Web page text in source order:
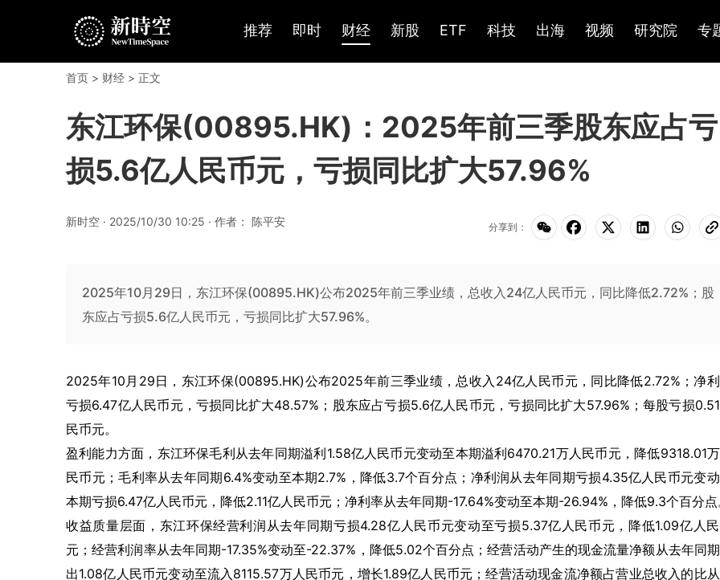
推荐 即时 财经 新股 ETF 科技 出海 视频 研究院 专
首页 > 财经 > 正文
东江环保(00895.HK)：2025年前三季股东应占亏
损5.6亿人民币元，亏损同比扩大57.96%
新时空 · 2025/10/30 10:25 · 作者： 陈平安 分享到：
2025年10月29日，东江环保(00895.HK)公布2025年前三季业绩，总收入24亿人民币元，同比降低2.72%；股
东应占亏损5.6亿人民币元，亏损同比扩大57.96%。
2025年10月29日，东江环保(00895.HK)公布2025年前三季业绩，总收入24亿人民币元，同比降低2.72%；净
亏损6.47亿人民币元，亏损同比扩大48.57%；股东应占亏损5.6亿人民币元，亏损同比扩大57.96%；每股亏损
民币元。
盈利能力方面，东江环保毛利从去年同期溢利1.58亿人民币元变动至本期溢利6470.21万人民币元，降低9318.01
民币元；毛利率从去年同期6.4%变动至本期2.7%，降低3.7个百分点；净利润从去年同期亏损4.35亿人民币元变
本期亏损6.47亿人民币元，降低2.11亿人民币元；净利率从去年同期-17.64%变动至本期-26.94%，降低9.3个百分
收益质量层面，东江环保经营利润从去年同期亏损4.28亿人民币元变动至亏损5.37亿人民币元，降低1.09亿人
元；经营利润率从去年同期-17.35%变动至-22.37%，降低5.02个百分点；经营活动产生的现金流量净额从去年同
出1.08亿人民币元变动至流入8115.57万人民币元，增长1.89亿人民币元；经营活动现金流净额占营业总收入的比